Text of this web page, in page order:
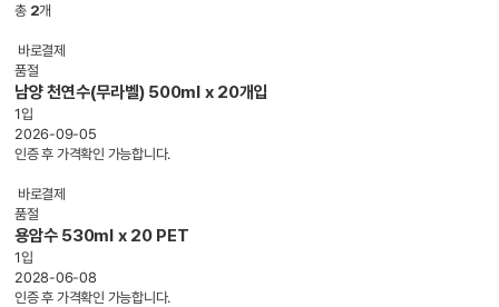
총 2개
바로결제
품절
남양 천연수(무라벨) 500ml x 20개입
1입
2026-09-05
인증 후 가격확인 가능합니다.
바로결제
품절
용암수 530ml x 20 PET
1입
2028-06-08
인증 후 가격확인 가능합니다.